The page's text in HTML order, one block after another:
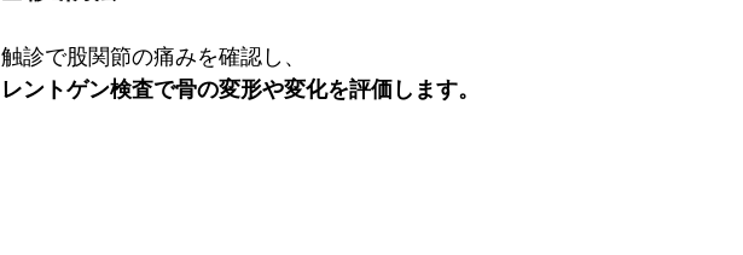
触診で股関節の痛みを確認し、
レントゲン検査で骨の変形や変化を評価します。